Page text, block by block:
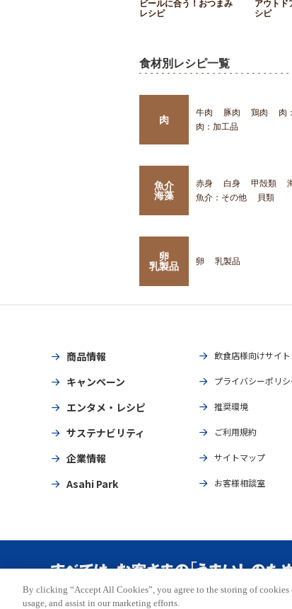
ビールに合う！おつまみ
レシピ
アウトド
シピ
食材別レシピ一覧
肉
牛肉 豚肉 鶏肉
肉
肉：加工品
魚介
海藻
赤身 白身 甲殻類
魚介：その他
貝類
卵
乳製品
卵 乳製品
商品情報
キャンペーン
エンタメ・レシピ
サステナビリティ
企業情報
Asahi Park
飲食店様向けサイト
プライバシーポリシ
推奨環境
ご利用規約
サイトマップ
お客様相談室
Copyright © ASAHI BREWERIES, LTD. All rights reserved.
By clicking “Accept All Cookies”, you agree to the storing of
usage, and assist in our marketing efforts.